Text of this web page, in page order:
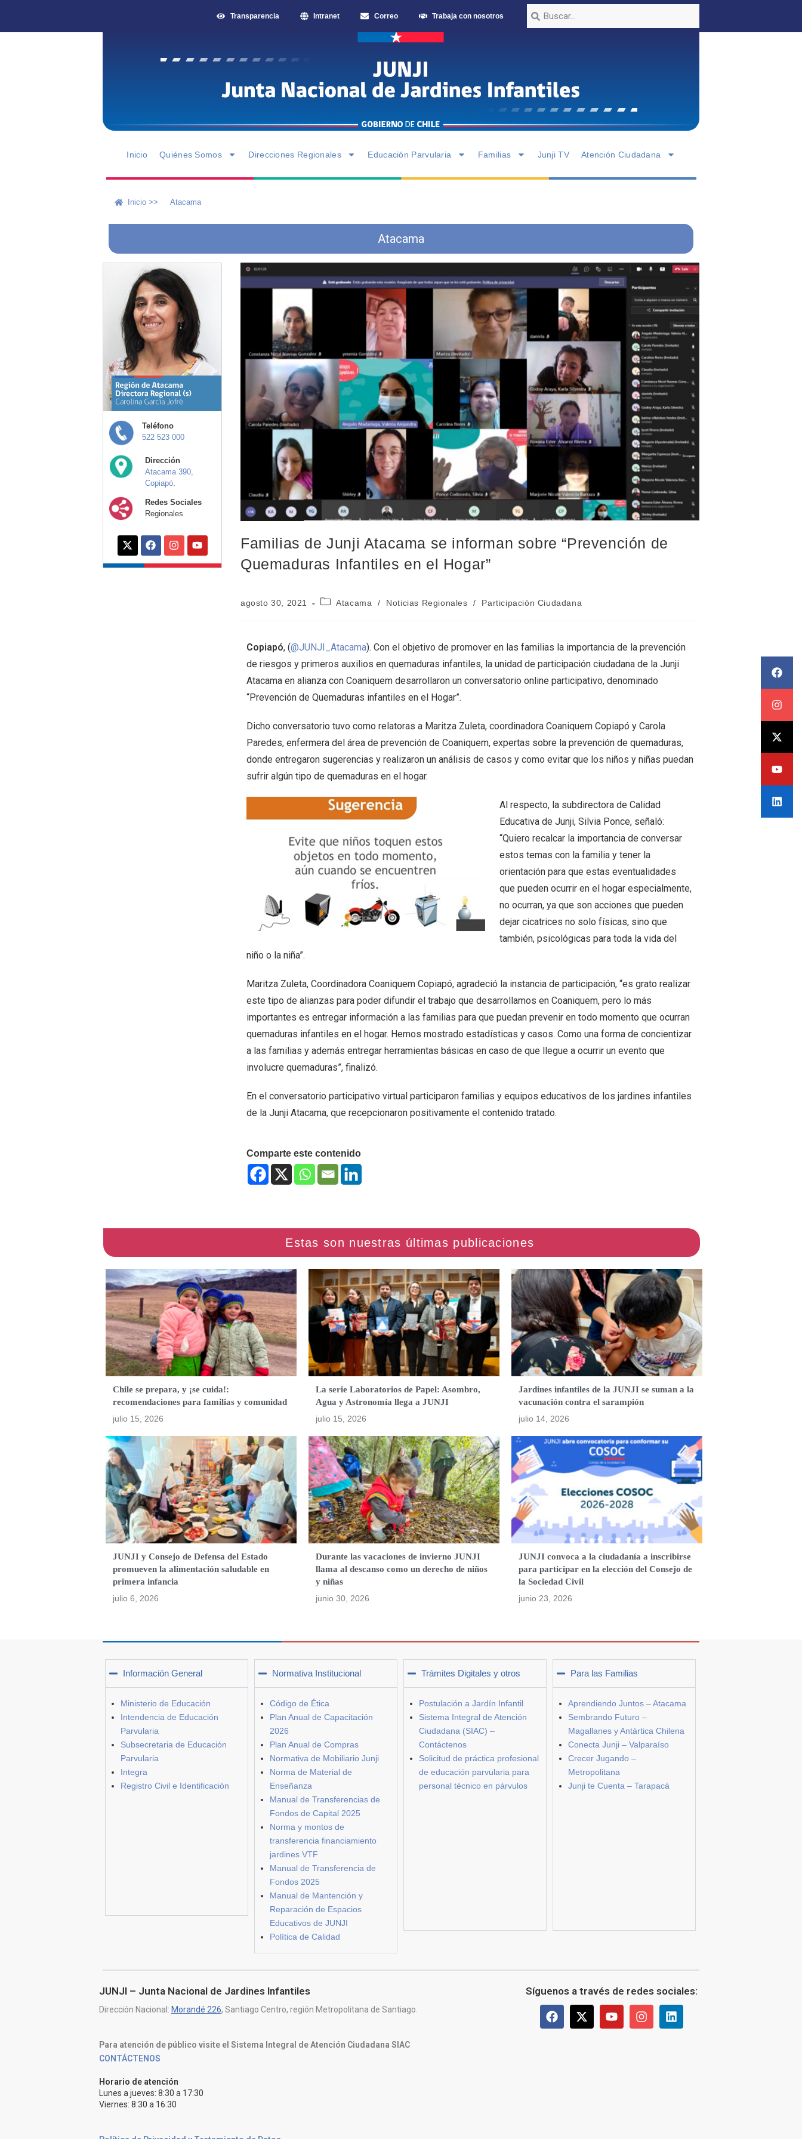
Transparencia Intranet Correo Trabaja con nosotros
Inicio Quiénes Somos Direcciones Regionales Educación Parvularia Familias Junji TV Atención Ciudadana
Inicio >> Atacama
Atacama
Teléfono
522 523 000
Dirección
Atacama 390,
Copiapó
Redes Sociales
Regionales
Familias de Junji Atacama se informan sobre “Prevención de
Quemaduras Infantiles en el Hogar”
agosto 30, 2021 Atacama / Noticias Regionales / Participación Ciudadana
Copiapó, (@JUNJI_Atacama). Con el objetivo de promover en las familias la importancia de la prevención
de riesgos y primeros auxilios en quemaduras infantiles, la unidad de participación ciudadana de la Junji
Atacama en alianza con Coaniquem desarrollaron un conversatorio online participativo, denominado
“Prevención de Quemaduras infantiles en el Hogar”.
Dicho conversatorio tuvo como relatoras a Maritza Zuleta, coordinadora Coaniquem Copiapó y Carola
Paredes, enfermera del área de prevención de Coaniquem, expertas sobre la prevención de quemaduras,
donde entregaron sugerencias y realizaron un análisis de casos y como evitar que los niños y niñas puedan
sufrir algún tipo de quemaduras en el hogar.
Al respecto, la subdirectora de Calidad
Educativa de Junji, Silvia Ponce, señaló:
“Quiero recalcar la importancia de conversar
estos temas con la familia y tener la
orientación para que estas eventualidades
que pueden ocurrir en el hogar especialmente,
no ocurran, ya que son acciones que pueden
dejar cicatrices no solo físicas, sino que
también, psicológicas para toda la vida del
niño o la niña”.
Maritza Zuleta, Coordinadora Coaniquem Copiapó, agradeció la instancia de participación, “es grato realizar
este tipo de alianzas para poder difundir el trabajo que desarrollamos en Coaniquem, pero lo más
importantes es entregar información a las familias para que puedan prevenir en todo momento que ocurran
quemaduras infantiles en el hogar. Hemos mostrado estadísticas y casos. Como una forma de concientizar
a las familias y además entregar herramientas básicas en caso de que llegue a ocurrir un evento que
involucre quemaduras”, finalizó.
En el conversatorio participativo virtual participaron familias y equipos educativos de los jardines infantiles
de la Junji Atacama, que recepcionaron positivamente el contenido tratado.
Comparte este contenido
Chile se prepara, y ¡se cuida!:
recomendaciones para familias y comunidad
julio 15, 2026
La serie Laboratorios de Papel: Asombro,
Agua y Astronomía llega a JUNJI
julio 15, 2026
Jardines infantiles de la JUNJI se suman a la
vacunación contra el sarampión
julio 14, 2026
JUNJI y Consejo de Defensa del Estado
promueven la alimentación saludable en
primera infancia
julio 6, 2026
Durante las vacaciones de invierno JUNJI
llama al descanso como un derecho de niños
y niñas
junio 30, 2026
JUNJI convoca a la ciudadanía a inscribirse
para participar en la elección del Consejo de
la Sociedad Civil
junio 23, 2026
Información General
Ministerio de Educación
Intendencia de Educación
Parvularia
Subsecretaria de Educación
Parvularia
Integra
Registro Civil e Identificación
Normativa Institucional
Código de Ética
Plan Anual de Capacitación
2026
Plan Anual de Compras
Normativa de Mobiliario Junji
Norma de Material de
Enseñanza
Manual de Transferencias de
Fondos de Capital 2025
Norma y montos de
transferencia financiamiento
jardines VTF
Manual de Transferencia de
Fondos 2025
Manual de Mantención y
Reparación de Espacios
Educativos de JUNJI
Política de Calidad
Trámites Digitales y otros
Postulación a Jardín Infantil
Sistema Integral de Atención
Ciudadana (SIAC) –
Contáctenos
Solicitud de práctica profesional
de educación parvularia para
personal técnico en párvulos
Para las Familias
Aprendiendo Juntos – Atacama
Sembrando Futuro –
Magallanes y Antártica Chilena
Conecta Junji – Valparaíso
Crecer Jugando –
Metropolitana
Junji te Cuenta – Tarapacá
JUNJI – Junta Nacional de Jardines Infantiles
Dirección Nacional: Morandé 226, Santiago Centro, región Metropolitana de Santiago.
Para atención de público visite el Sistema Integral de Atención Ciudadana SIAC
CONTÁCTENOS
Horario de atención
Lunes a jueves: 8:30 a 17:30
Viernes: 8:30 a 16:30
Síguenos a través de redes sociales: